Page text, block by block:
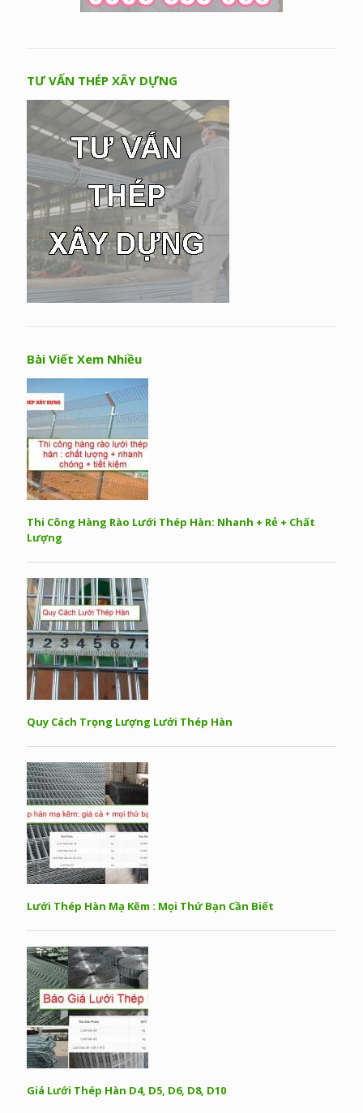
TƯ VẤN THÉP XÂY DỰNG
Bài Viết Xem Nhiều
Thi Công Hàng Rào Lưới Thép Hàn: Nhanh + Rẻ + Chất
Lượng
Quy Cách Trọng Lượng Lưới Thép Hàn
Lưới Thép Hàn Mạ Kẽm : Mọi Thứ Bạn Cần Biết
Giá Lưới Thép Hàn D4, D5, D6, D8, D10